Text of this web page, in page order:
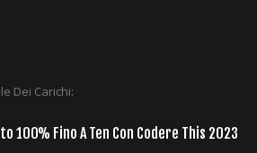
Dei Carichi:
100% Fino A Ten Con Codere This 2023